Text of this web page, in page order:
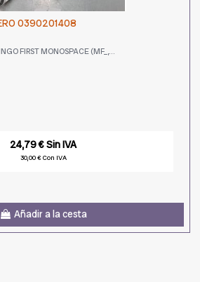
0390201408
FIRST MONOSPACE (MF_,...
24,79 € Sin IVA
30,00 € Con IVA
Añadir a la cesta